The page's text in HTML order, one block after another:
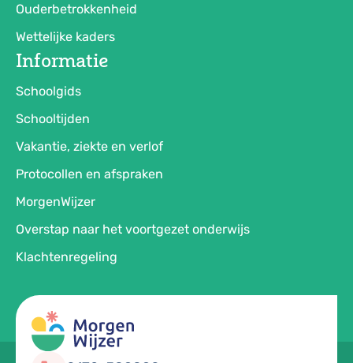
Ouderbetrokkenheid
Wettelijke kaders
Informatie
Schoolgids
Schooltijden
Vakantie, ziekte en verlof
Protocollen en afspraken
MorgenWijzer
Overstap naar het voortgezet onderwijs
Klachtenregeling